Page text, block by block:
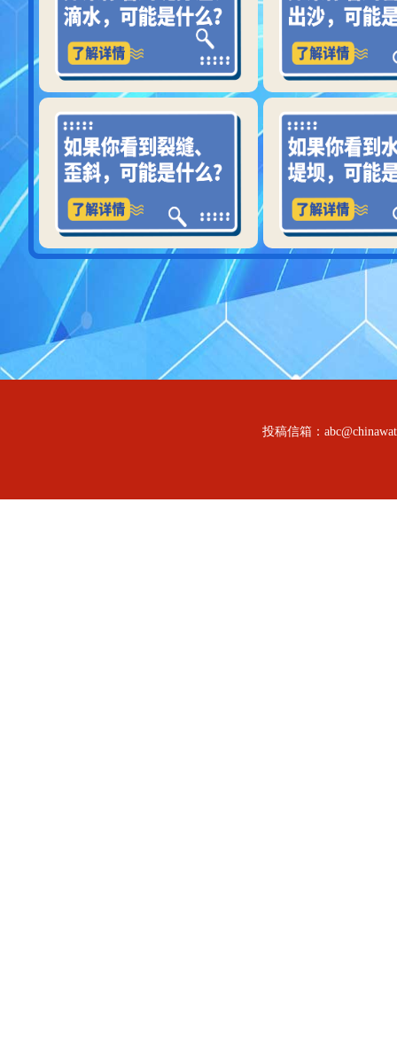
投稿信箱：